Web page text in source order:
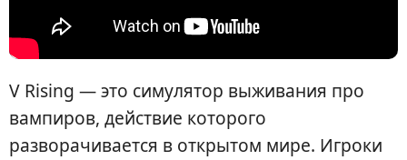
V Rising — это симулятор выживания про
вампиров, действие которого
разворачивается в открытом мире. Игроки